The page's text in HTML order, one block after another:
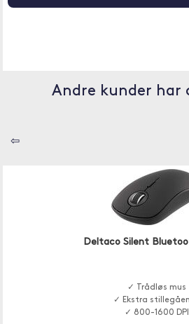
Andre kunder har
⇦
Deltaco Silent
✓ Trådløs mus
✓ Ekstra
✓ 800-1600 DPI